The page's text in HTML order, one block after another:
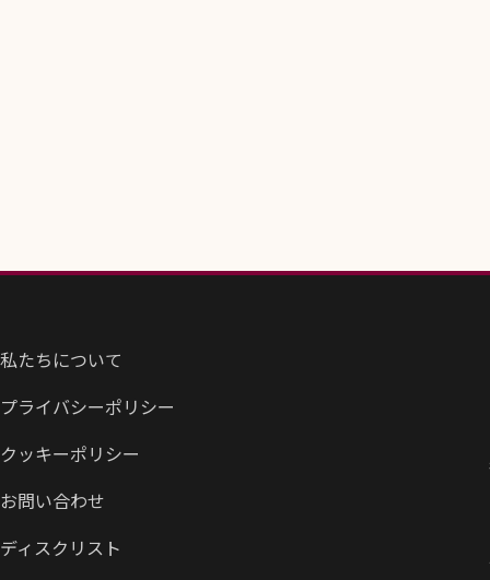
私たちについて
プライバシーポリシー
クッキーポリシー
お問い合わせ
ディスクリスト